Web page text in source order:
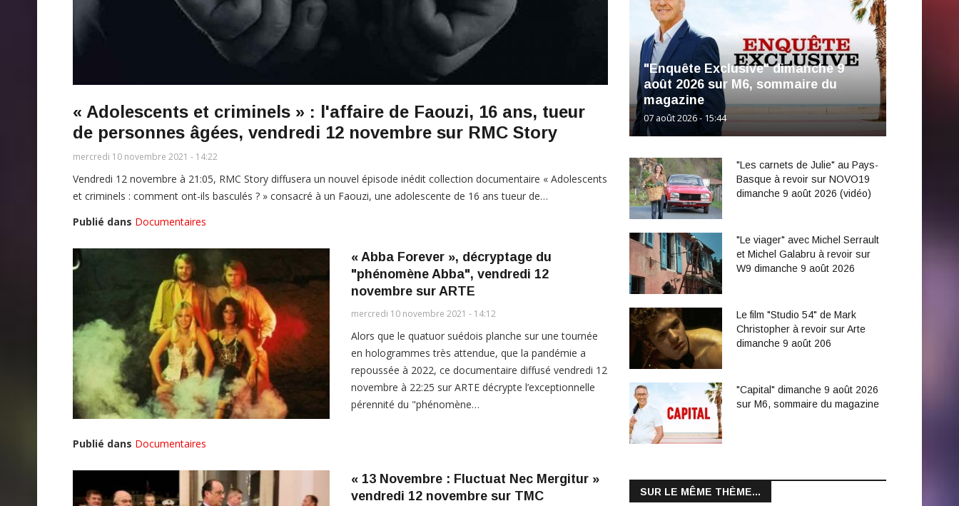
« Adolescents et criminels » : l'affaire de Faouzi, 16 ans, tueur
de personnes âgées, vendredi 12 novembre sur RMC Story
mercredi 10 novembre 2021 - 14:22
Vendredi 12 novembre à 21:05, RMC Story diffusera un nouvel épisode inédit collection documentaire « Adolescents
et criminels : comment ont-ils basculés ? » consacré à un Faouzi, une adolescente de 16 ans tueur de…
Publié dans Documentaires
« Abba Forever », décryptage du
"phénomène Abba", vendredi 12
novembre sur ARTE
mercredi 10 novembre 2021 - 14:12
Alors que le quatuor suédois planche sur une tournée
en hologrammes très attendue, que la pandémie a
repoussée à 2022, ce documentaire diffusé vendredi 12
novembre à 22:25 sur ARTE décrypte l’exceptionnelle
pérennité du "phénomène…
Publié dans Documentaires
« 13 Novembre : Fluctuat Nec Mergitur »
vendredi 12 novembre sur TMC
"Enquête Exclusive" dimanche 9
août 2026 sur M6, sommaire du
magazine
07 août 2026 - 15:44
"Les carnets de Julie" au Pays-
Basque à revoir sur NOVO19
dimanche 9 août 2026 (vidéo)
"Le viager" avec Michel Serrault
et Michel Galabru à revoir sur
W9 dimanche 9 août 2026
Le film "Studio 54" de Mark
Christopher à revoir sur Arte
dimanche 9 août 206
"Capital" dimanche 9 août 2026
sur M6, sommaire du magazine
SUR LE MÊME THÈME...